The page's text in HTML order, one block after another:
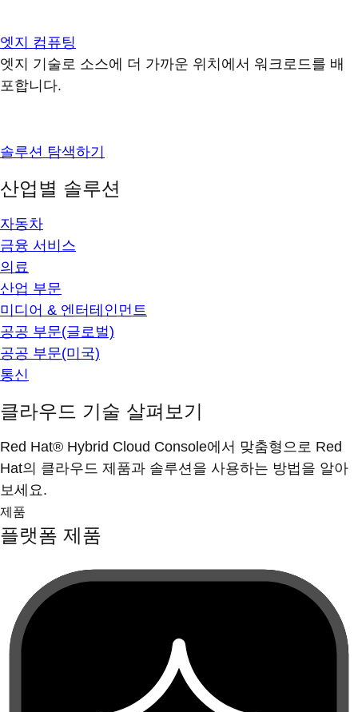
엣지 컴퓨팅
엣지 기술로 소스에 더 가까운 위치에서 워크로드를 배
포합니다.
솔루션 탐색하기
산업별 솔루션
자동차
금융 서비스
의료
산업 부문
미디어 & 엔터테인먼트
공공 부문(글로벌)
공공 부문(미국)
통신
클라우드 기술 살펴보기
Red Hat® Hybrid Cloud Console에서 맞춤형으로 Red
Hat의 클라우드 제품과 솔루션을 사용하는 방법을 알아
보세요.
제품
플랫폼 제품